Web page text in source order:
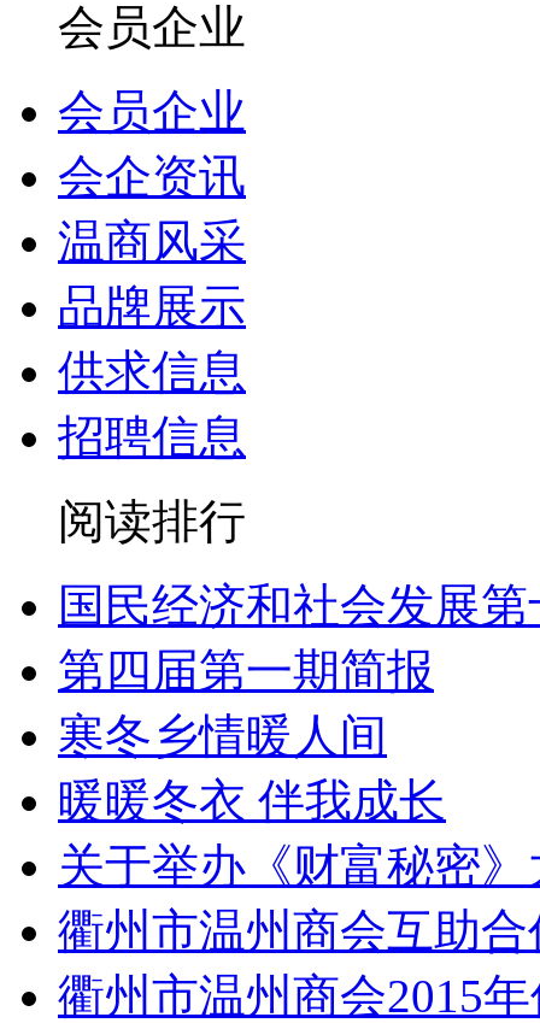
会员企业
会员企业
会企资讯
温商风采
品牌展示
供求信息
招聘信息
阅读排行
国民经济和社会发展
第四届第一期简报
寒冬乡情暖人间
暖暖冬衣 伴我成长
关于举办《财富秘密
衢州市温州商会互助
衢州市温州商会2015